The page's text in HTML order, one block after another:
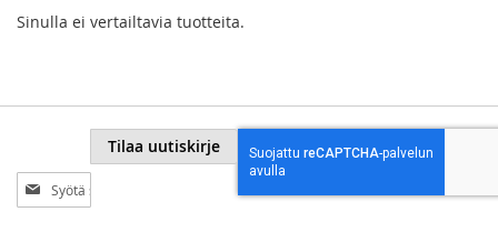
Sinulla ei vertailtavia tuotteita.
Tilaa
uutiskirjeemme:
Tilaa uutiskirje